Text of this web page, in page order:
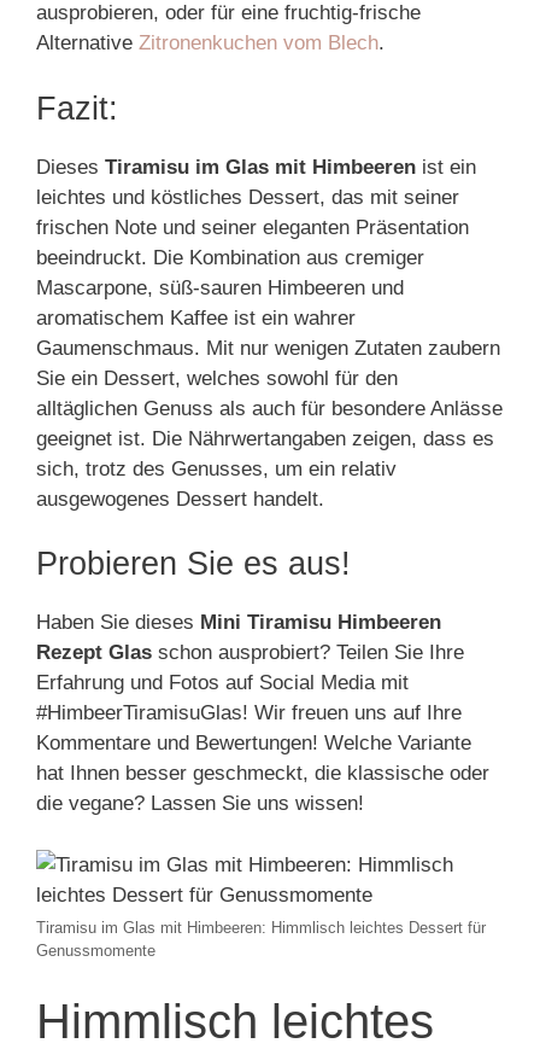
ausprobieren, oder für eine fruchtig-frische
Alternative Zitronenkuchen vom Blech.
Fazit:
Dieses Tiramisu im Glas mit Himbeeren ist ein
leichtes und köstliches Dessert, das mit seiner
frischen Note und seiner eleganten Präsentation
beeindruckt. Die Kombination aus cremiger
Mascarpone, süß-sauren Himbeeren und
aromatischem Kaffee ist ein wahrer
Gaumenschmaus. Mit nur wenigen Zutaten zaubern
Sie ein Dessert, welches sowohl für den
alltäglichen Genuss als auch für besondere Anlässe
geeignet ist. Die Nährwertangaben zeigen, dass es
sich, trotz des Genusses, um ein relativ
ausgewogenes Dessert handelt.
Probieren Sie es aus!
Haben Sie dieses Mini Tiramisu Himbeeren
Rezept Glas schon ausprobiert? Teilen Sie Ihre
Erfahrung und Fotos auf Social Media mit
#HimbeerTiramisuGlas! Wir freuen uns auf Ihre
Kommentare und Bewertungen! Welche Variante
hat Ihnen besser geschmeckt, die klassische oder
die vegane? Lassen Sie uns wissen!
Tiramisu im Glas mit Himbeeren: Himmlisch leichtes Dessert für
Genussmomente
Himmlisch leichtes